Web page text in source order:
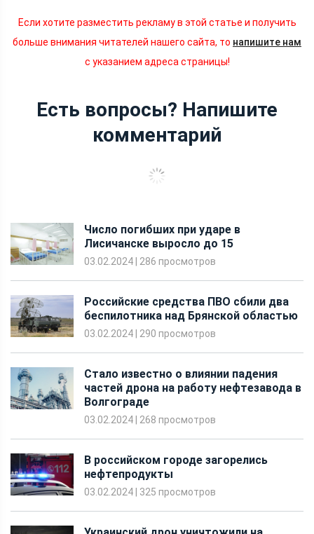
Если хотите разместить рекламу в этой статье и получить
больше внимания читателей нашего сайта, то напишите нам
с указанием адреса страницы!
Есть вопросы? Напишите
комментарий
Число погибших при ударе в
Российские средства ПВО сбили два
беспилотника над Брянской областью
Стало известно о влиянии падения
частей дрона на работу нефтезавода в
Волгограде
03.02.2024|268 просмотров
В российском городе загорелись
нефтепродукты
Украинский дрон уничтожили на
подлете к Воронежу